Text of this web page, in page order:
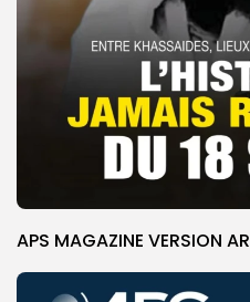
APS MAGAZINE VERSION AR